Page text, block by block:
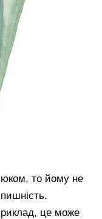
то йому не
це може